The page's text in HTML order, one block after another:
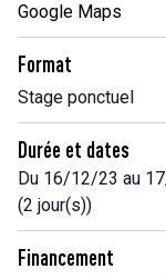
Google Maps
Format
Stage ponctuel
Durée et dates
Du 16/12/23 au
(2 jour(s))
Financement